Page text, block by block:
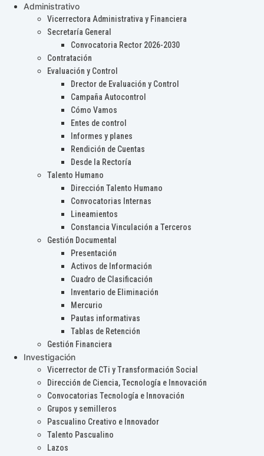
Administrativo
Vicerrectora Administrativa y Financiera
Secretaría General
Convocatoria Rector 2026-2030
Contratación
Evaluación y Control
Drector de Evaluación y Control
Campaña Autocontrol
Cómo Vamos
Entes de control
Informes y planes
Rendición de Cuentas
Desde la Rectoría
Talento Humano
Dirección Talento Humano
Convocatorias Internas
Lineamientos
Constancia Vinculación a Terceros
Gestión Documental
Presentación
Activos de Información
Cuadro de Clasificación
Inventario de Eliminación
Mercurio
Pautas informativas
Tablas de Retención
Gestión Financiera
Investigación
Vicerrector de CTi y Transformación Social
Dirección de Ciencia, Tecnología e Innovación
Convocatorias Tecnología e Innovación
Grupos y semilleros
Pascualino Creativo e Innovador
Talento Pascualino
Lazos